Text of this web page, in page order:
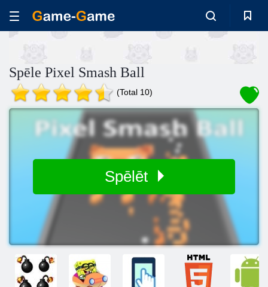
Spēle Pixel Smash Ball
(Total 10)
Spēlēt